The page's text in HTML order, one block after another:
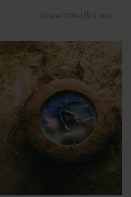
25 april 2014 2 min